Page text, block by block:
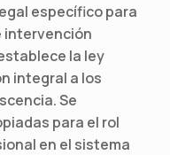
específico para
intervención
la ley
integral a los
Se
para el rol
en el sistema